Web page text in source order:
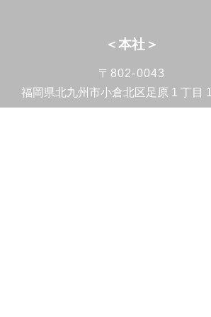
＜本社＞
〒802-0043
福岡県北九州市小倉北区足原 1 丁目